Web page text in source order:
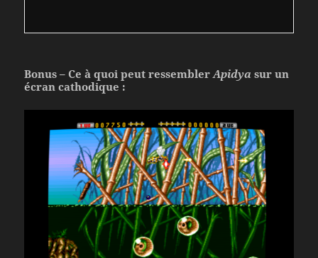
Bonus – Ce à quoi peut ressemblerApidya sur un
écran cathodique :